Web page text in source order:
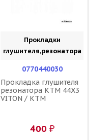
Прокладки
глушителя,резонатора
0770440030
Прокладка глушителя
резонатора KTM 44X3
VITON / KTM
400 ₽